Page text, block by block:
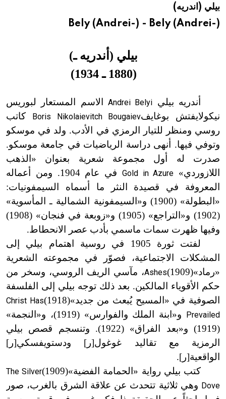
هيئة الموسوعة العربية تطلق موسوعات جديدة في عام 2026بيلي (اندريه)
Bely (Andrei-) - Bely (Andrei-)
بيلي (أندريه ـ)
(
1880 ـ1934)
أندريه بيلي Andrei Belyiالاسم المستعار لبوريس
نيكولايفتش بوغايفBoris Nikolaievitch Bougaiev
كاتب
روسي ومنظر للتيار الرمزي في الأدب. ولد في موسكو
وتوفي فيها. أنهى دراسة الرياضيات في جامعة موسكو.
صدرت له أول مجموعة شعرية بعنوان «الذهب
اللازوردي» Gold in Azure
في عام 1904. ومن أعماله
المعروفة في قصيدة النثر ما أسماه السيمفونيات:
«البطولة» (1900) و«السيمفونية الشمالية ـ المأسوية»
(1902) و«التراجع» (1905) و«زوبعة في فنجان» (1908)
وفيها ظهرت سمات ماسمي بأدب عصر الانحطاط.
لفتت ثورة 1905 في روسية اهتمام بيلي إلى
المشكلات الاجتماعية، فصوّر في مجموعته الشعرية
«رماد»(1909
)
Ashes، مآسي الريف الروسي، وسخر من
حكم الأقوياء المالكين. بعد ذلك توجه بيلي إلى الفلسفة
الصوفية في «المسيح يُبعث من جديد»(1918
)
Christ Has
Prevailed
و«ابنة الملك والفوارس» (1919)، و«النجمة»
(1919) و«بعد الفراق» (1922). وتنسجم قصص بيلي
الرمزية مع تقاليد غوغول[ر] ودستويفسكي[ر]
الواقعية[ر ]
.
كتب بيلي رواية «الحمامة الفضية»(1909
)
The Silver
Dove وهي ثلاثية تتحدث عن علاقة الشرق بالغرب، صور